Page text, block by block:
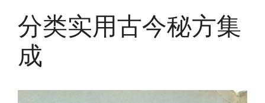
分类实用古今秘方集
成